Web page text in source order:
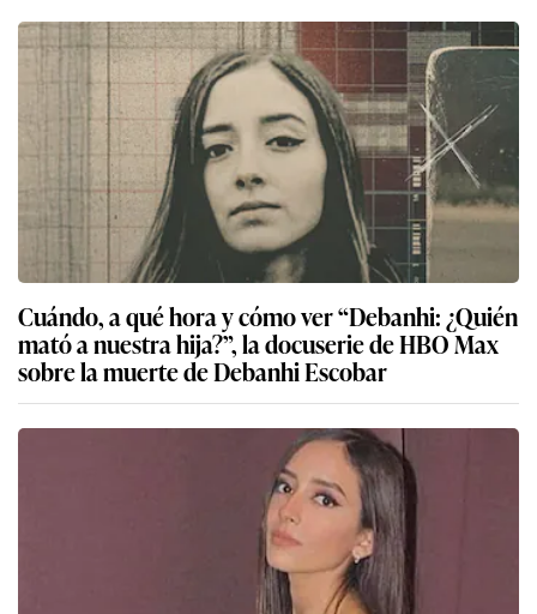
Cuándo, a qué hora y cómo ver “Debanhi: ¿Quién
mató a nuestra hija?”, la docuserie de HBO Max
sobre la muerte de Debanhi Escobar